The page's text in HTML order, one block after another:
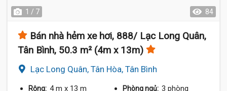
1 / 7 84
Bán nhà hẻm xe hơi, 888/ Lạc Long Quân,
Tân Bình, 50.3 m² (4m x 13m)
Lạc Long Quân, Tân Hòa, Tân Bình
Rộng: 4 m x 13 m Phòng ngủ: 3 phòng